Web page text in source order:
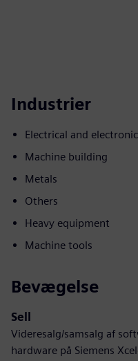
Industrier
Electrical and electronic
Machine building
Metals
Others
Heavy equipment
Machine tools
Bevægelse
Sell
Videresalg/samsalg af
hardware på Siemens